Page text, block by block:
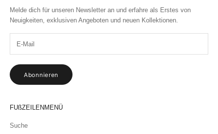
Melde dich für unseren Newsletter an und erfahre als Erstes von
Neuigkeiten, exklusiven Angeboten und neuen Kollektionen.
Abonnieren
FUßZEILENMENÜ
Suche